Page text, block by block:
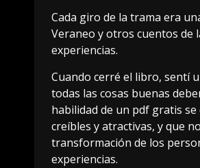
Cada giro de la trama era
Veraneo y otros cuentos de
experiencias.
Cuando cerré el libro, sentí
todas las cosas buenas
habilidad de un pdf gratis
creíbles y atractivas, y que
transformación de los
experiencias.